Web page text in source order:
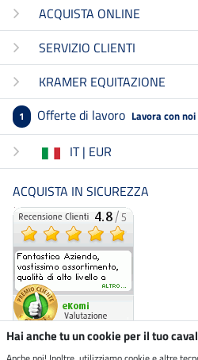
ACQUISTA ONLINE
SERVIZIO CLIENTI
KRAMER EQUITAZIONE
1 Offerte di lavoro Lavora con noi
IT | EUR
ACQUISTA IN SICUREZZA
Hai anche tu un cookie per il tuo